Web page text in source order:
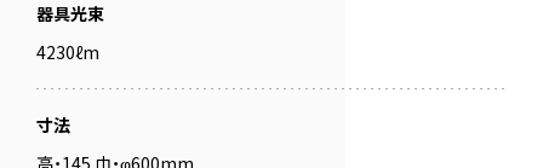
器具光束
4230ℓm
寸法